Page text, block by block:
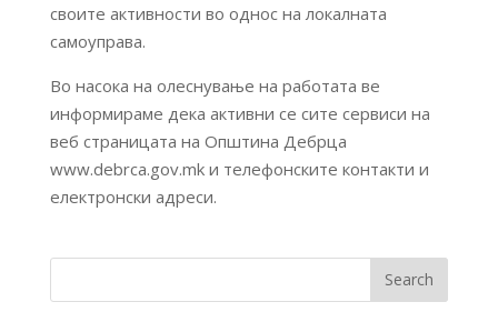
своите активности во однос на локалната
самоуправа.
Во насока на олеснување на работата ве
информираме дека активни се сите сервиси на
веб страницата на Општина Дебрца
www.debrca.gov.mk и телефонските контакти и
електронски адреси.